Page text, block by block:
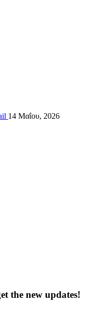
14 Μαΐου, 2026
the new updates!